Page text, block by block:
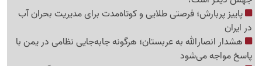
پاییز پربارش؛ فرصتی طلایی و کوتاه‌مدت برای مدیریت بحران آب
در ایران
هشدار انصارالله به عربستان؛ هرگونه جابه‌جایی نظامی در یمن با
پاسخ مواجه می‌شود